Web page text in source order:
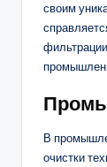
своим
В
очистки